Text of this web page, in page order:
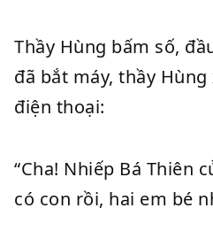
Thầy Hùng bấm số,
đã bắt máy, thầy
điện thoại:
“Cha! Nhiếp Bá Thiên
có con rồi, hai em bé